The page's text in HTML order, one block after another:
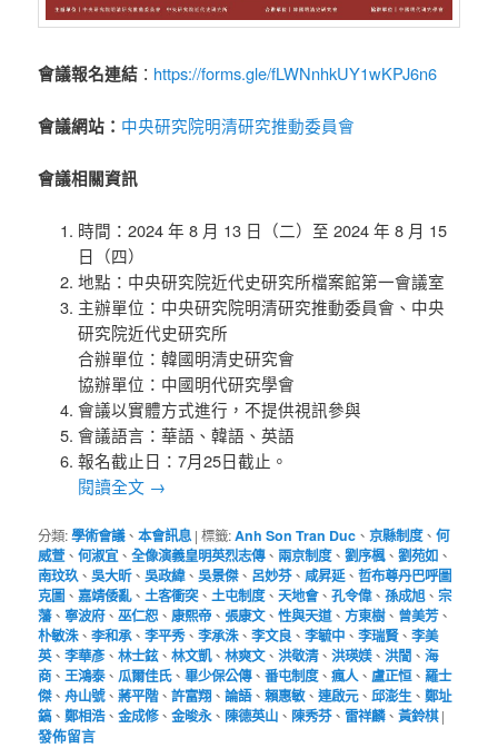
會議報名連結 ： https://forms.gle/fLWNnhkUY1wKPJ6n6
會議網站： 中央研究院明清研究推動委員會
會議相關資訊
時間：2024 年 8 月 13 日（二）至 2024 年 8 月 15
日（四）
地點：中央研究院近代史研究所檔案館第一會議室
主辦單位：中央研究院明清研究推動委員會、中央
研究院近代史研究所
合辦單位：韓國明清史研究會
協辦單位：中國明代研究學會
會議以實體方式進行，不提供視訊參與
會議語言：華語、韓語、英語
報名截止日：7月25日截止。
閱讀全文 →
分類:學術會議、本會訊息 |標籤:Anh Son Tran Duc 、京縣制度、何
威萱、何淑宜 、全像演義皇明英烈志傳、兩京制度、劉序楓、劉苑如 、
南玟玖 、吳大昕、吳政緯、吳景傑、 呂妙芬、 咸昇延、哲布尊丹巴呼圖
克圖 、嘉靖倭亂、土客衝突、土屯制度、天地會、孔令偉、孫成旭、宗
藩、寧波府、巫仁恕 、 康熙帝 、張康文、性與天道、方東樹、 曾美芳、
朴敏洙、李和承、李平秀、李承洙、李文良 、李毓中 、李瑞賢、李美
英、李華彥、林士鉉、林文凱、林爽文、洪敬清、洪瑛媄、洪誾 、海
商、王鴻泰、 瓜爾佳氏、畢少保公傳、番屯制度、瘋人 、 盧正恒、羅士
傑、舟山號、蔣平階、許富翔 、論語、賴惠敏、連啟元、邱澎生 、鄭址
鎬、鄭相浩、金成修、金晙永、 陳德英山 、 陳秀芬、 雷祥麟、黃鈴棋 |
發佈留言